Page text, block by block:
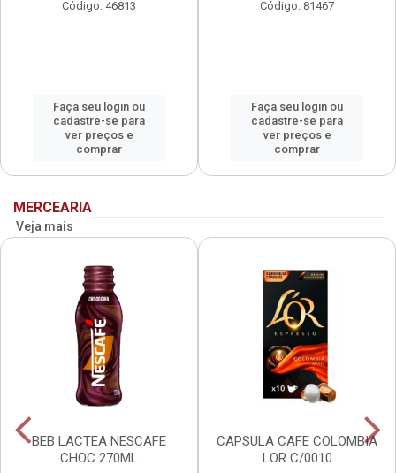
Código: 46813
Faça seu login ou
cadastre-se para
ver preços e
comprar
Código: 81467
Faça seu login ou
cadastre-se para
ver preços e
comprar
MERCEARIA
Veja mais
BEB LACTEA NESCAFE
CHOC 270ML
CAPSULA CAFE COLOMBIA
LOR C/0010